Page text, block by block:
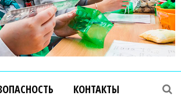
КОНТАКТЫ